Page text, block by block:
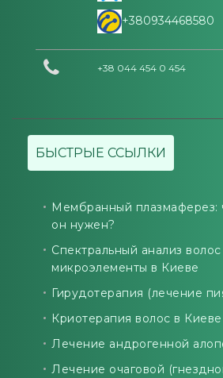
+380934468580
+38 044 454 0 454
БЫСТРЫЕ ССЫЛКИ
Мембранный плазмаферез:
он нужен?
Спектральный анализ волос
микроэлементы в Киеве
Гирудотерапия (лечение
Криотерапия волос в Киеве
Лечение андрогенной
Лечение очаговой